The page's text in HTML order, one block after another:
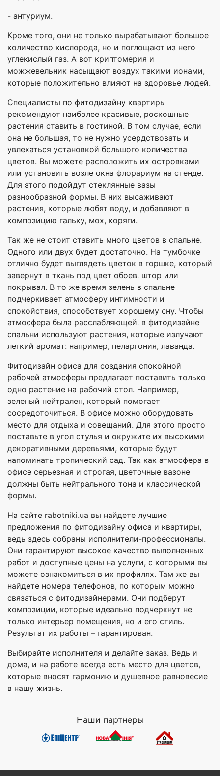
- антуриум.
Кроме того, они не только вырабатывают большое
количество кислорода, но и поглощают из него
углекислый газ. А вот криптомерия и
можжевельник насыщают воздух такими ионами,
которые положительно влияют на здоровье людей.
Специалисты по фитодизайну квартиры
рекомендуют наиболее красивые, роскошные
растения ставить в гостиной. В том случае, если
она не большая, то не нужно усердствовать и
увлекаться установкой большого количества
цветов. Вы можете расположить их островками
или установить возле окна флорариум на стенде.
Для этого подойдут стеклянные вазы
разнообразной формы. В них высаживают
растения, которые любят воду, и добавляют в
композицию гальку, мох, коряги.
Так же не стоит ставить много цветов в спальне.
Одного или двух будет достаточно. На тумбочке
отлично будет выглядеть цветок в горшке, который
завернут в ткань под цвет обоев, штор или
покрывал. В то же время зелень в спальне
подчеркивает атмосферу интимности и
спокойствия, способствует хорошему сну. Чтобы
атмосфера была расслабляющей, в фитодизайне
спальни используют растения, которые излучают
легкий аромат: например, пеларгония, лаванда.
Фитодизайн офиса для создания спокойной
рабочей атмосферы предлагает поставить только
одно растение на рабочий стол. Например,
зеленый нейтрален, который помогает
сосредоточиться. В офисе можно оборудовать
место для отдыха и совещаний. Для этого просто
поставьте в угол стулья и окружите их высокими
декоративными деревьями, которые будут
напоминать тропический сад. Так как атмосфера в
офисе серьезная и строгая, цветочные вазоне
должны быть нейтрального тона и классической
формы.
На сайте rabotniki.ua вы найдете лучшие
предложения по фитодизайну офиса и квартиры,
ведь здесь собраны исполнители-профессионалы.
Они гарантируют высокое качество выполненных
работ и доступные цены на услуги, с которыми вы
можете ознакомиться в их профилях. Там же вы
найдете номера телефонов, по которым можно
связаться с фитодизайнерами. Они подберут
композиции, которые идеально подчеркнут не
только интерьер помещения, но и его стиль.
Результат их работы – гарантирован.
Выбирайте исполнителя и делайте заказ. Ведь и
дома, и на работе всегда есть место для цветов,
которые вносят гармонию и душевное равновесие
в нашу жизнь.
Наши партнеры